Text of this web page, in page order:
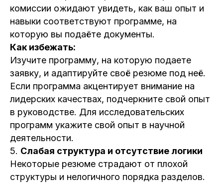
комиссии ожидают увидеть, как ваш опыт и
навыки соответствуют программе, на
которую вы подаёте документы.
Как избежать:
Изучите программу, на которую подаете
заявку, и адаптируйте своё резюме под неё.
Если программа акцентирует внимание на
лидерских качествах, подчеркните свой опыт
в руководстве. Для исследовательских
программ укажите свой опыт в научной
деятельности.
5. Слабая структура и отсутствие логики
Некоторые резюме страдают от плохой
структуры и нелогичного порядка разделов.